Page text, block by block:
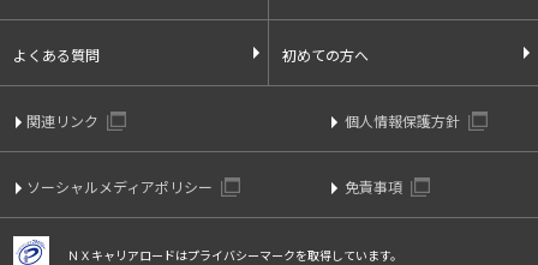
よくある質問 初めての方へ
関連リンク 個人情報保護方針
ソーシャルメディアポリシー 免責事項
ＮＸキャリアロードはプライバシーマークを取得しています。